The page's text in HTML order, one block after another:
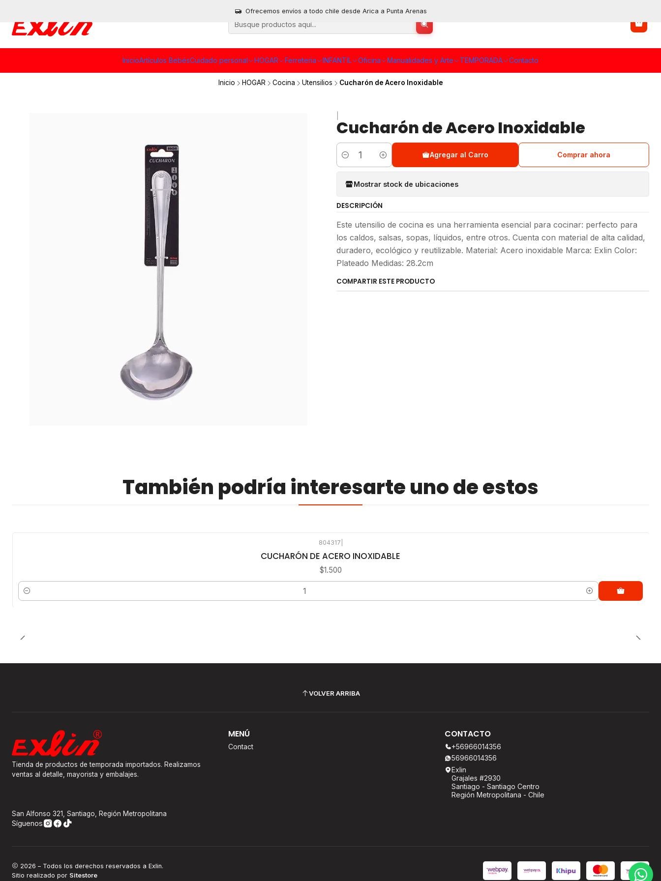
InicioArtículos BebésCuidado personal HOGAR Ferreteria INFANTIL Oficina Manualidades y Arte TEMPORADA Contacto
Ofrecemos envíos a todo chile desde Arica a Punta Arenas
Inicio HOGAR Cocina Utensilios Cucharón de Acero Inoxidable
Cucharón de Acero Inoxidable
Cantidad
Agregar al Carro Comprar ahora
Mostrar stock de ubicaciones
DESCRIPCIÓN
Este utensilio de cocina es una herramienta esencial para cocinar: perfecto para
los caldos, salsas, sopas, líquidos, entre otros. Cuenta con material de alta calidad,
duradero, ecológico y reutilizable. Material: Acero inoxidable Marca: Exlin Color:
Plateado Medidas: 28.2cm
COMPARTIR ESTE PRODUCTO
También podría interesarte uno de estos
804317
CUCHARÓN DE ACERO INOXIDABLE
$1.500
Cantidad
VOLVER ARRIBA
Tienda de productos de temporada importados. Realizamos
ventas al detalle, mayorista y embalajes.
San Alfonso 321, Santiago, Región Metropolitana
Síguenos
MENÚ
Contact
CONTACTO
+56966014356
56966014356
Exlin
Grajales #2930
Santiago - Santiago Centro
Región Metropolitana - Chile
2026 – Todos los derechos reservados a Exlin.
Sitio realizado por Sitestore